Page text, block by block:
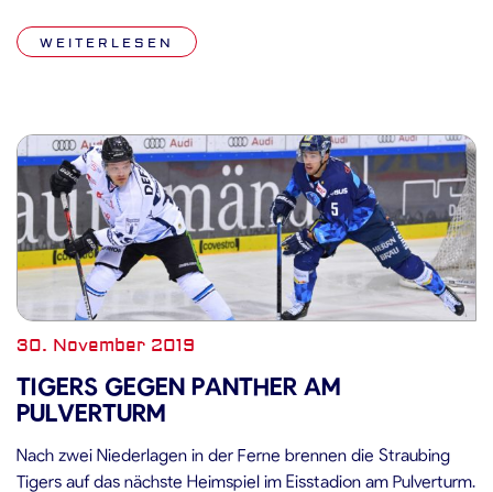
schönem Zuspiel von Marcel Brandt traf Kael Mouillierat
sehenswert zum 1:0. Im weiteren Verlauf des ersten
WEITERLESEN
30. November 2019
TIGERS GEGEN PANTHER AM
PULVERTURM
Nach zwei Niederlagen in der Ferne brennen die Straubing
Tigers auf das nächste Heimspiel im Eisstadion am Pulverturm.